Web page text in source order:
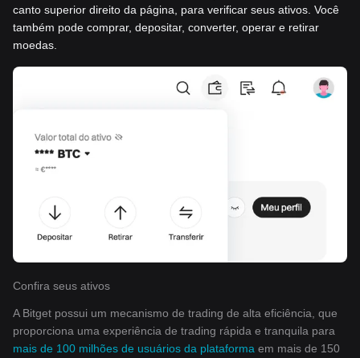
canto superior direito da página, para verificar seus ativos. Você
também pode comprar, depositar, converter, operar e retirar
moedas.
Confira seus ativos
A Bitget possui um mecanismo de trading de alta eficiência, que
proporciona uma experiência de trading rápida e tranquila para
mais de 100 milhões de usuários da plataforma em mais de 150